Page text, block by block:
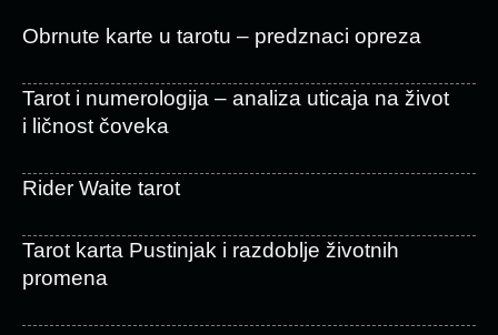
Obrnute karte u tarotu – predznaci opreza
Tarot i numerologija – analiza uticaja na život
i ličnost čoveka
Rider Waite tarot
Tarot karta Pustinjak i razdoblje životnih
promena